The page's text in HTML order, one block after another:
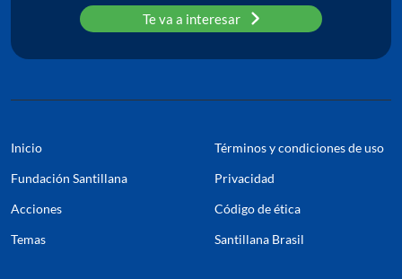
Te va a interesar
Inicio
Fundación Santillana
Acciones
Temas
Términos y condiciones de uso
Privacidad
Código de ética
Santillana Brasil